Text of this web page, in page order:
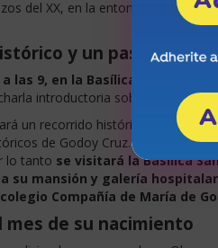
del XX, en la entonces Villa San
y un paseo por
las 9, en la Basílica San
introductoria sobre la vida de
un recorrido histórico a pie por
de Godoy Cruz. De manera
lo tanto se visitará la Basílica
su mansión y galería
Compañía de María de
mes de su nacimiento